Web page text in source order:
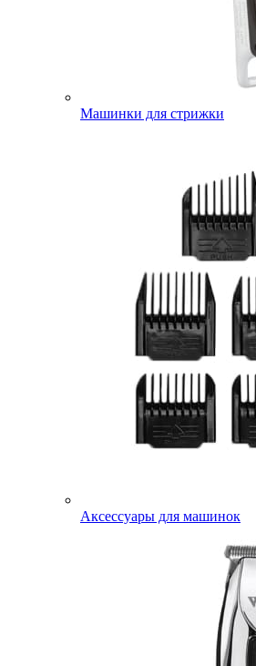
Машинки для стрижки
Аксессуары для машинок